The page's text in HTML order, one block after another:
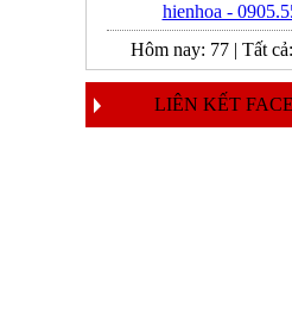
hienhoa -
Hôm nay: 77 | Tất cả:
LIÊN KẾT